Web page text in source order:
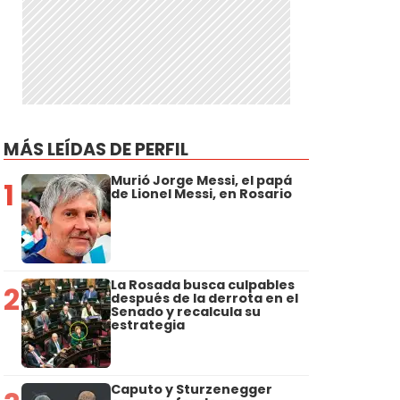
MÁS LEÍDAS DE PERFIL
1 Murió Jorge Messi, el papá
de Lionel Messi, en Rosario
2 La Rosada busca culpables
después de la derrota en el
Senado y recalcula su
estrategia
Caputo y Sturzenegger